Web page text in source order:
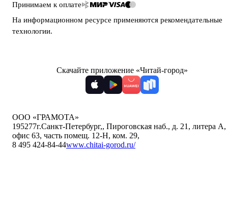
Принимаем к оплате
На информационном ресурсе применяются рекомендательные
технологии.
Скачайте приложение «Читай-город»
ООО «ГРАМОТА»
195277г.Санкт-Петербург,, Пироговская наб., д. 21, литера А,
офис 63, часть помещ. 12-Н, ком. 29,
8 495 424-84-44www.chitai-gorod.ru/